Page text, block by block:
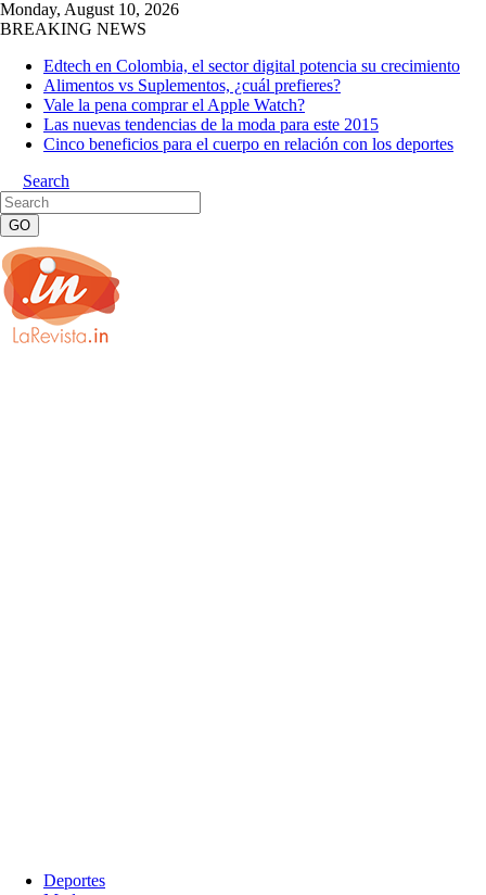
Monday, August 10, 2026
BREAKING NEWS
Edtech en Colombia, el sector digital potencia su crecimiento
Alimentos vs Suplementos, ¿cuál prefieres?
Vale la pena comprar el Apple Watch?
Las nuevas tendencias de la moda para este 2015
Cinco beneficios para el cuerpo en relación con los deportes
Search
Deportes